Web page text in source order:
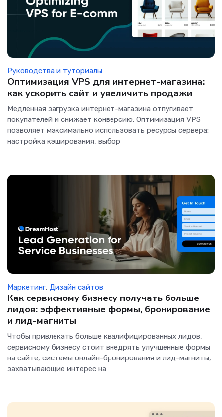
Руководства и туториалы
Оптимизация VPS для интернет-магазина:
как ускорить сайт и увеличить продажи
Медленная загрузка интернет-магазина отпугивает
покупателей и снижает конверсию. Оптимизация VPS
позволяет максимально использовать ресурсы сервера:
настройка кэширования, выбор
Маркетинг, Дизайн сайтов
Как сервисному бизнесу получать больше
лидов: эффективные формы, бронирование
и лид-магниты
Чтобы привлекать больше квалифицированных лидов,
сервисному бизнесу стоит внедрять улучшенные формы
на сайте, системы онлайн-бронирования и лид-магниты,
захватывающие интерес на